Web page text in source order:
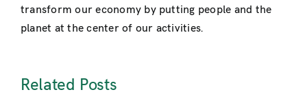
transform our economy by putting people and the
planet at the center of our activities.
Related Posts